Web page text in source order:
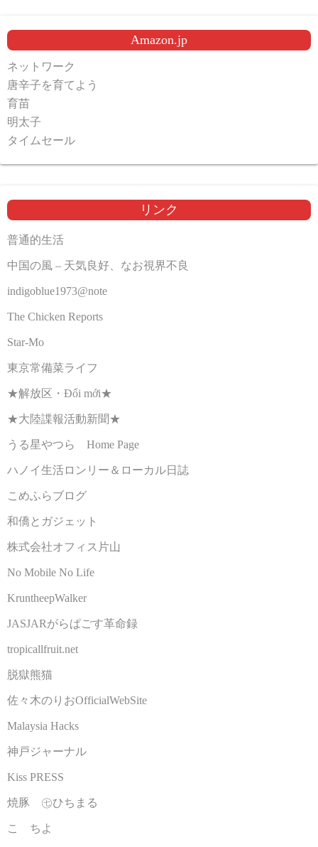
Amazon.jp
ネットワーク
唐辛子を育てよう
育苗
明太子
タイムセール
リンク
普通的生活
中国の風 – 天気良好、なお視界不良
indigoblue1973@note
The Chicken Reports
Star-Mo
東京常備菜ライフ
★解放区・Đổi mới★
★大陸諜報活動新聞★
うる星やつら Home Page
ハノイ生活ロンリー＆ローカル日誌
こめふらブログ
和僑とガジェット
株式会社オフィス片山
No Mobile No Life
KruntheepWalker
JASJARがらぱごす革命録
tropicallfruit.net
脱獄熊猫
佐々木のりおOfficialWebSite
Malaysia Hacks
神戸ジャーナル
Kiss PRESS
焼豚 ㊆ひちまる
こゝちよ